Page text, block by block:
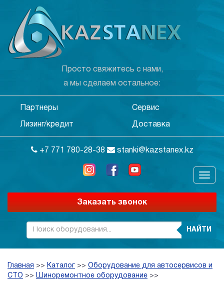
Просто свяжитесь с нами,
а мы сделаем остальное:
Партнеры Сервис
Лизинг/кредит Доставка
+7 771 780-28-38 stanki@kazstanex.kz
Заказать звонок
НАЙТИ
Главная >> Каталог >> Оборудование для автосервисов и
СТО >> Шиноремонтное оборудование >>